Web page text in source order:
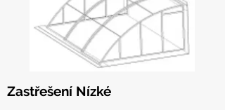
Zastřešení Nízké